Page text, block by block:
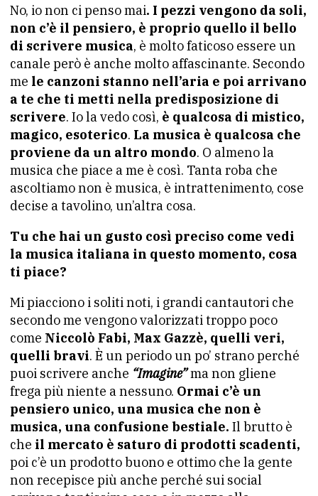
No, io non ci penso mai. I pezzi vengono da soli,
non c’è il pensiero, è proprio quello il bello
di scrivere musica, è molto faticoso essere un
canale però è anche molto affascinante. Secondo
me le canzoni stanno nell’aria e poi arrivano
a te che ti metti nella predisposizione di
scrivere. Io la vedo così, è qualcosa di mistico,
magico, esoterico. La musica è qualcosa che
proviene da un altro mondo. O almeno la
musica che piace a me è così. Tanta roba che
ascoltiamo non è musica, è intrattenimento, cose
decise a tavolino, un’altra cosa.
Tu che hai un gusto così preciso come vedi
la musica italiana in questo momento, cosa
ti piace?
Mi piacciono i soliti noti, i grandi cantautori che
secondo me vengono valorizzati troppo poco
come Niccolò Fabi, Max Gazzè, quelli veri,
quelli bravi. È un periodo un po’ strano perché
puoi scrivere anche “Imagine”ma non gliene
frega più niente a nessuno. Ormai c’è un
pensiero unico, una musica che non è
musica, una confusione bestiale. Il brutto è
che il mercato è saturo di prodotti scadenti,
poi c’è un prodotto buono e ottimo che la gente
non recepisce più anche perché sui social